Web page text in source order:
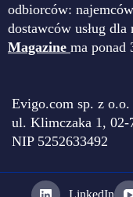
odbiorców:
dostawców usług
Magazine ma ponad
Evigo.com sp. z o.o.
ul. Klimczaka 1, 02-
NIP 5252633492